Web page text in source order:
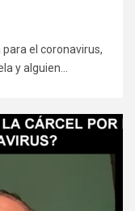
el coronavirus,
y alguien...